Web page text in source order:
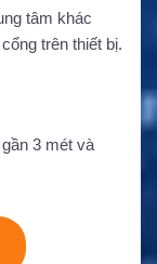
tâm khác
trên thiết bị.
3 mét và